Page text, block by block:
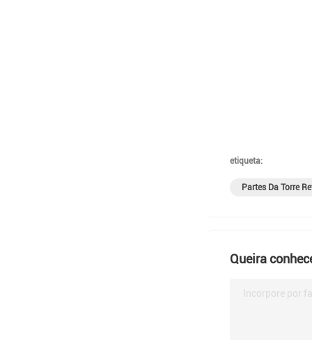
etiqueta:
Partes Da Torre
Queira
Incorpore por